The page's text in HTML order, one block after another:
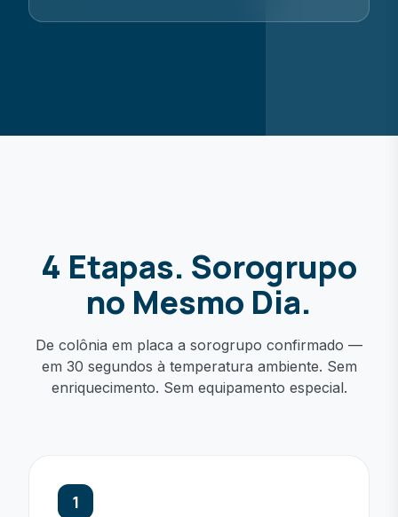
4 Etapas. Sorogrupo
no Mesmo Dia.
De colônia em placa a sorogrupo confirmado —
em 30 segundos à temperatura ambiente. Sem
enriquecimento. Sem equipamento especial.
1